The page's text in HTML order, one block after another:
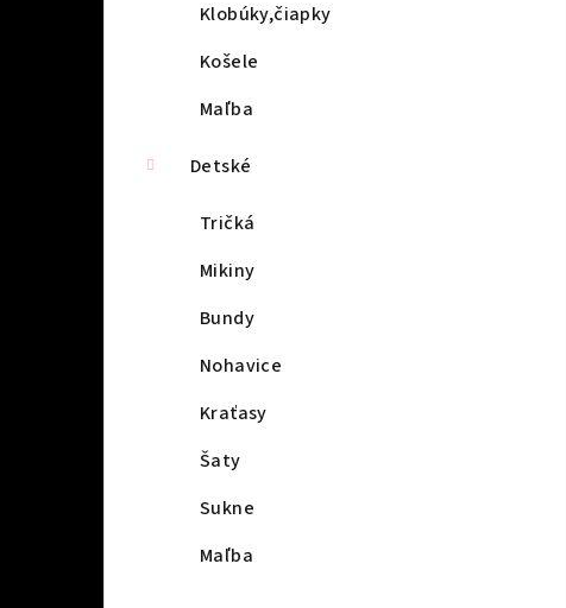
Klobúky,čiapky
Košele
Maľba
Detské
Tričká
Mikiny
Bundy
Nohavice
Kraťasy
Šaty
Sukne
Maľba